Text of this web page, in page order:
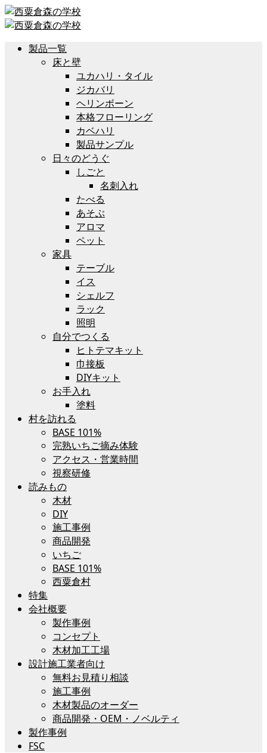
製品一覧
床と壁
ユカハリ・タイル
ジカバリ
ヘリンボーン
本格フローリング
カベハリ
製品サンプル
日々のどうぐ
しごと
名刺入れ
たべる
あそぶ
アロマ
ペット
家具
テーブル
イス
シェルフ
ラック
照明
自分でつくる
ヒトテマキット
巾接板
DIYキット
お手入れ
塗料
村を訪れる
BASE 101%
完熟いちご摘み体験
アクセス・営業時間
視察研修
読みもの
木材
DIY
施工事例
商品開発
いちご
BASE 101%
西粟倉村
特集
会社概要
製作事例
コンセプト
木材加工工場
設計施工業者向け
無料お見積り相談
施工事例
木材製品のオーダー
商品開発・OEM・ノベルティ
製作事例
FSC